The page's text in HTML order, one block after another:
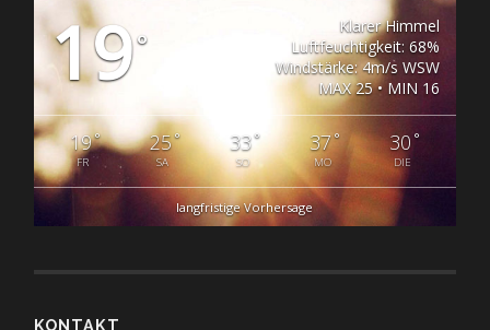
19°
Klarer Himmel
Luftfeuchtigkeit: 68%
Windstärke: 4m/s WSW
MAX 25 • MIN 16
19°
FR
25°
SA
33°
SO
37°
MO
30 °
DIE
langfristige Vorhersage
KONTAKT